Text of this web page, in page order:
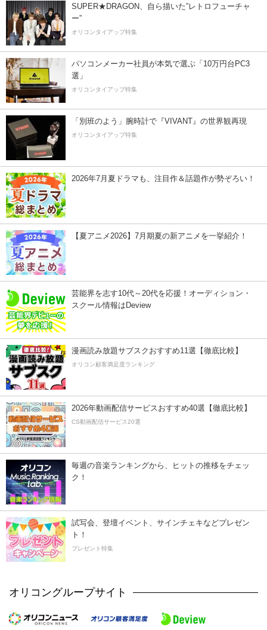
SUPER★DRAGON、自ら描いた”レトロフューチャ
ー”
オリコンタイアップ特集
パソコンメーカー社員が本気で選ぶ「10万円台PC3
選」
オリコンタイアップ特集
「別班のよう」腕時計で『VIVANT』の世界観再現
オリコンタイアップ特集
2026年7月夏ドラマも、注目作＆話題作が勢ぞろい！
【夏アニメ2026】7月期夏の新アニメを一挙紹介！
芸能界を志す10代～20代を応援！オーディション・
スクール情報はDeview
漫画読み放題サブスクおすすめ11選【徹底比較】
オリコン顧客満足度ランキング
2026年動画配信サービスおすすめ40選【徹底比較】
CS動画配信サービス20選
毎週の音楽ランキングから、ヒットの推移をチェッ
ク！
試写会、登壇イベント、サインチェキなどプレゼン
ト！
プレゼント特集
オリコングループサイト